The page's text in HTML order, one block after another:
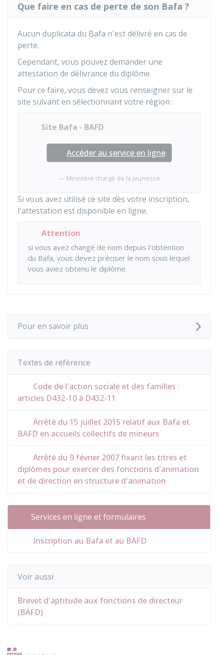
Que faire en cas de perte de son Bafa ?
Aucun duplicata du Bafa n'est délivré en cas de
perte.
Cependant, vous pouvez demander une
attestation de délivrance du diplôme.
Pour ce faire, vous devez vous renseigner sur le
site suivant en sélectionnant votre région :
Site Bafa - BAFD
Accéder au service en ligne
Ministère chargé de la jeunesse
Si vous avez utilisé ce site dès votre inscription,
l'attestation est disponible en ligne.
Attention
si vous avez changé de nom depuis l'obtention
du Bafa, vous devez préciser le nom sous lequel
vous aviez obtenu le diplôme.
Pour en savoir plus
Textes de référence
Code de l'action sociale et des familles :
articles D432-10 à D432-11
Arrêté du 15 juillet 2015 relatif aux Bafa et
BAFD en accueils collectifs de mineurs
Arrêté du 9 février 2007 fixant les titres et
diplômes pour exercer des fonctions d'animation
et de direction en structure d'animation
Services en ligne et formulaires
Inscription au Bafa et au BAFD
Voir aussi
Brevet d'aptitude aux fonctions de directeur
(BAFD)